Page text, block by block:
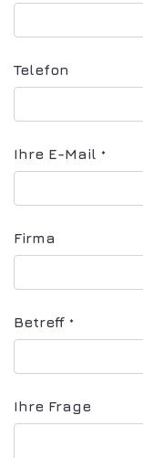
Telefon
Ihre E-Mail *
Firma
Betreff *
Ihre Frage